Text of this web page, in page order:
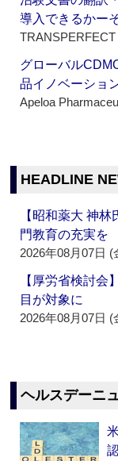
導入できるかー
グローバル
品イノベーショ
Apeloa
HEADLINE
【昭和薬大 神
門教育の充実を
2026年08月07日 (
【厚労省検討会
目が対象に
2026年08月07日 (
ヘルスデーニ